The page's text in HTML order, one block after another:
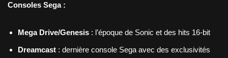
Consoles Sega :
Mega Drive/Genesis : l’époque de Sonic et des hits 16-bit
Dreamcast : dernière console Sega avec des exclusivités